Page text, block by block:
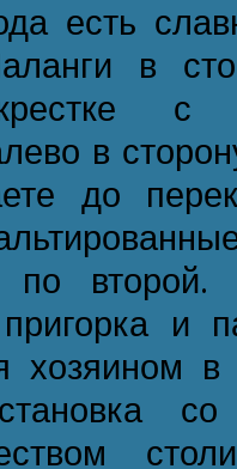
есть
в
с
в
до
второй.
и
хозяином